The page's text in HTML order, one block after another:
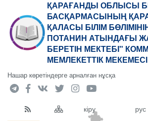
ҚАРАҒАНДЫ ОБЛЫСЫ
БАСҚАРМАСЫНЫҢ
ҚАЛАСЫ БІЛІМ
ПОТАНИН АТЫНДАҒЫ
БЕРЕТІН МЕКТЕБІ"
МЕМЛЕКЕТТІК МЕКЕМЕСІ
Нашар көретіндерге арналған нұсқа
кіру рус